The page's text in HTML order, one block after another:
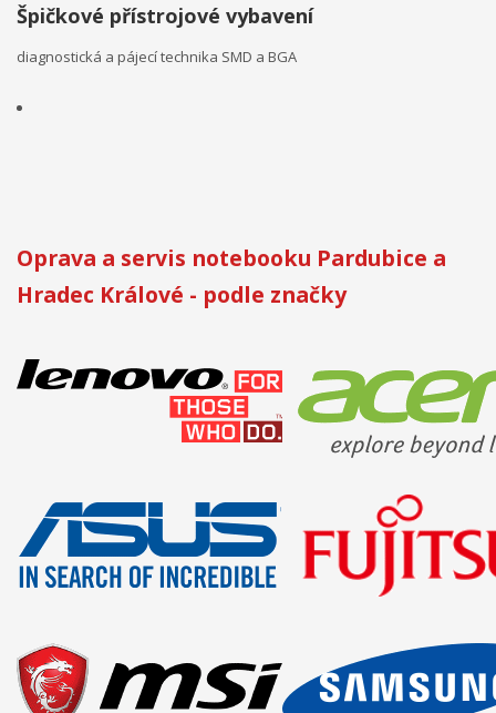
Špičkové přístrojové vybavení
diagnostická a pájecí technika SMD a BGA
Oprava a servis notebooku Pardubice a
Hradec Králové - podle značky